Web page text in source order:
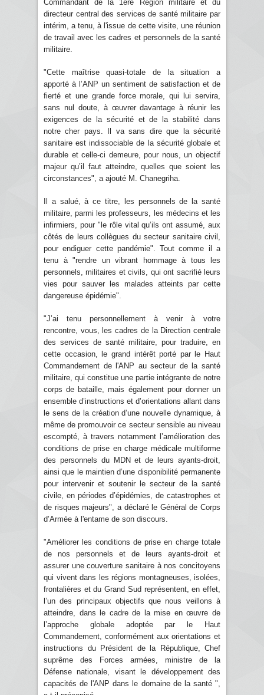
Commandant de la 1ère Région militaire et du
directeur central des services de santé militaire par
intérim, a tenu, à l'issue de cette visite, une réunion
de travail avec les cadres et personnels de la santé
militaire.
"Cette maîtrise quasi-totale de la situation a
apporté à l’ANP un sentiment de satisfaction et de
fierté et une grande force morale, qui lui servira,
sans nul doute, à œuvrer davantage à réunir les
exigences de la sécurité et de la stabilité dans
notre cher pays. Il va sans dire que la sécurité
sanitaire est indissociable de la sécurité globale et
durable et celle-ci demeure, pour nous, un objectif
majeur qu’il faut atteindre, quelles que soient les
circonstances", a ajouté M. Chanegriha.
Il a salué, à ce titre, les personnels de la santé
militaire, parmi les professeurs, les médecins et les
infirmiers, pour "le rôle vital qu’ils ont assumé, aux
côtés de leurs collègues du secteur sanitaire civil,
pour endiguer cette pandémie". Tout comme il a
tenu à "rendre un vibrant hommage à tous les
personnels, militaires et civils, qui ont sacrifié leurs
vies pour sauver les malades atteints par cette
dangereuse épidémie".
"J’ai tenu personnellement à venir à votre
rencontre, vous, les cadres de la Direction centrale
des services de santé militaire, pour traduire, en
cette occasion, le grand intérêt porté par le Haut
Commandement de l'ANP au secteur de la santé
militaire, qui constitue une partie intégrante de notre
corps de bataille, mais également pour donner un
ensemble d’instructions et d’orientations allant dans
le sens de la création d’une nouvelle dynamique, à
même de promouvoir ce secteur sensible au niveau
escompté, à travers notamment l’amélioration des
conditions de prise en charge médicale multiforme
des personnels du MDN et de leurs ayants-droit,
ainsi que le maintien d’une disponibilité permanente
pour intervenir et soutenir le secteur de la santé
civile, en périodes d’épidémies, de catastrophes et
de risques majeurs", a déclaré le Général de Corps
d’Armée à l'entame de son discours.
"Améliorer les conditions de prise en charge totale
de nos personnels et de leurs ayants-droit et
assurer une couverture sanitaire à nos concitoyens
qui vivent dans les régions montagneuses, isolées,
frontalières et du Grand Sud représentent, en effet,
l’un des principaux objectifs que nous veillons à
atteindre, dans le cadre de la mise en œuvre de
l’approche globale adoptée par le Haut
Commandement, conformément aux orientations et
instructions du Président de la République, Chef
suprême des Forces armées, ministre de la
Défense nationale, visant le développement des
capacités de l'ANP dans le domaine de la santé ",